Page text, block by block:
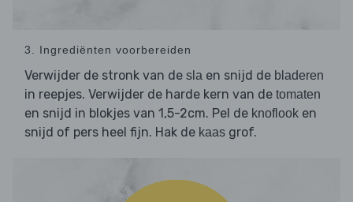
3. Ingrediënten voorbereiden
Verwijder de stronk van de sla en snijd de bladeren
in reepjes. Verwijder de harde kern van de tomaten
en snijd in blokjes van 1,5-2cm. Pel de knoflook en
snijd of pers heel fijn. Hak de kaas grof.